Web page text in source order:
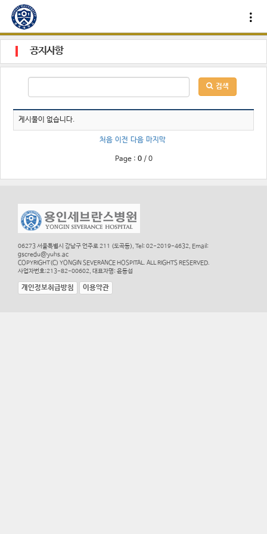
공지사항
검색
게시물이 없습니다.
처음 이전 다음 마지막
Page : 0/ 0
06273 서울특별시 강남구 언주로 211 (도곡동), Tel: 02-2019-4632, Email:
gscredu@yuhs.ac
COPYRIGHT(C) YONGIN SEVERANCE HOSPITAL. ALL RIGHTS RESERVED.
사업자번호:213-82-00602, 대표자명: 윤동섭
개인정보취급방침 이용약관